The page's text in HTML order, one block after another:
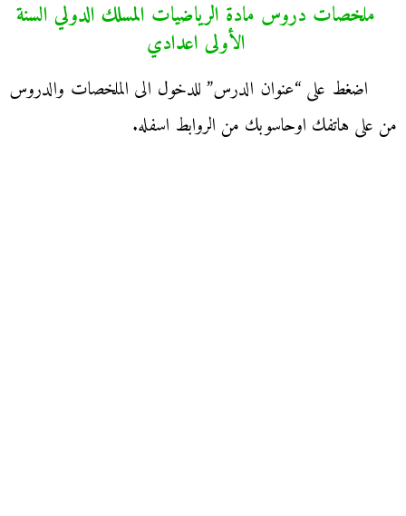
ملخصات دروس مادة الرياضيات المسلك الدولي السنة
الأولى اعدادي
اضغط على “عنوان الدرس” للدخول الى الملخصات والدروس
من على هاتفك اوحاسوبك من الروابط اسفله.